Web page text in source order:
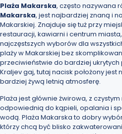
Plaża Makarska, często nazywana
Makarska, jest najbardziej znaną i
Makarskiej. Znajduje się tuż przy
restauracji, kawiarni i centrum
najczęstszych wyborów dla
plaży w Makarskiej bez
przeciwieństwie do bardziej ukrytych
Kraljev gaj, tutaj nacisk położony jest
bardziej żywą letnią atmosferę.
Plaża jest głównie żwirowa, z
odpowiednią do kąpieli, opalania i
wodą. Plaża Makarska to dobry
którzy chcą być blisko